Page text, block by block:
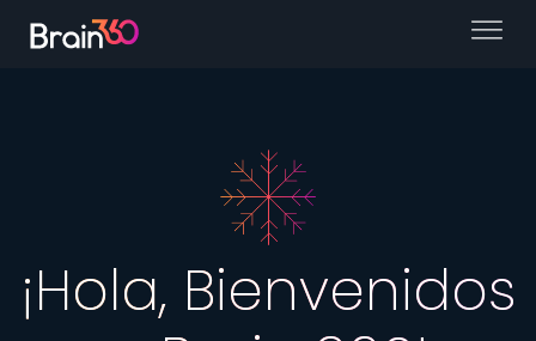
¡Hola, Bienvenidos